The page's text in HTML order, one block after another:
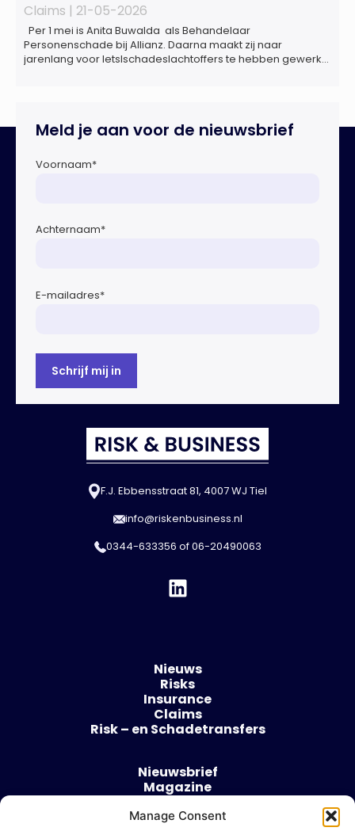
Manage Consent
Claims | 21-05-2026
Per 1 mei is Anita Buwalda als Behandelaar
Personenschade bij Allianz. Daarna maakt zij naar
jarenlang voor letslschadeslachtoffers te hebben gewerkt
Overtoom […]
Meld je aan voor de nieuwsbrief
Voornaam*
Achternaam*
E-mailadres*
F.J. Ebbensstraat 81, 4007 WJ Tiel
info@riskenbusiness.nl
0344-633356 of06-20490063
Nieuws
Risks
Insurance
Claims
Risk – en Schadetransfers
Nieuwsbrief
Magazine
Over